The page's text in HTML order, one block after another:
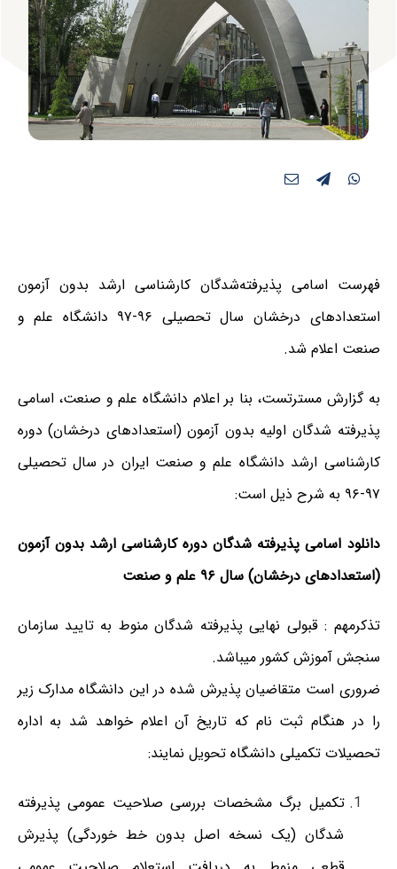
فهرست اسامی پذیرفته‌شدگان کارشناسی ارشد بدون آزمون
استعدادهای درخشان سال تحصیلی ۹۶-۹۷ دانشگاه علم و
صنعت اعلام شد.
به گزارش مسترتست، بنا بر اعلام دانشگاه علم و صنعت، اسامی
پذیرفته شدگان اولیه بدون آزمون (استعدادهای درخشان) دوره
کارشناسی ارشد دانشگاه علم و صنعت ایران در سال تحصیلی
۹۷-۹۶ به شرح ذیل است:
دانلود اسامی پذیرفته شدگان دوره کارشناسی ارشد بدون آزمون
(استعدادهای درخشان) سال ۹۶ علم و صنعت
تذکرمهم : قبولی نهایی پذیرفته شدگان منوط به تایید سازمان
سنجش آموزش کشور می‏باشد.
ضروری است متقاضیان پذیرش شده در این دانشگاه مدارک زیر
را در هنگام ثبت نام که تاریخ آن اعلام خواهد شد به اداره
تحصیلات تکمیلی دانشگاه تحویل نمایند:
تکمیل برگ مشخصات بررسی صلاحیت عمومی پذیرفته
شدگان (یک نسخه اصل بدون خط خوردگی) پذیرش